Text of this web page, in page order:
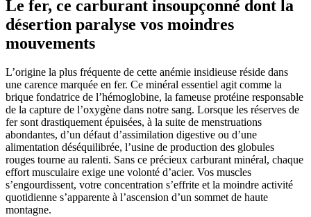
Le fer, ce carburant insoupçonné dont la
désertion paralyse vos moindres
mouvements
L’origine la plus fréquente de cette anémie insidieuse réside dans
une carence marquée en fer. Ce minéral essentiel agit comme la
brique fondatrice de l’hémoglobine, la fameuse protéine responsable
de la capture de l’oxygène dans notre sang. Lorsque les réserves de
fer sont drastiquement épuisées, à la suite de menstruations
abondantes, d’un défaut d’assimilation digestive ou d’une
alimentation déséquilibrée, l’usine de production des globules
rouges tourne au ralenti. Sans ce précieux carburant minéral, chaque
effort musculaire exige une volonté d’acier. Vos muscles
s’engourdissent, votre concentration s’effrite et la moindre activité
quotidienne s’apparente à l’ascension d’un sommet de haute
montagne.